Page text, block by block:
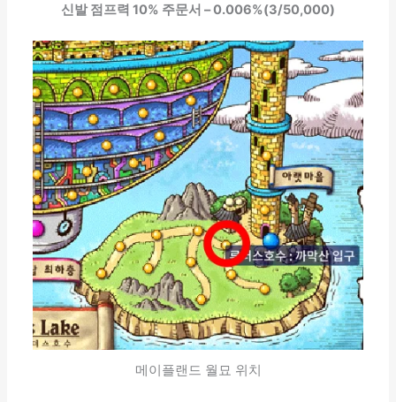
신발 점프력 10% 주문서 – 0.006%(3/50,000)
메이플랜드 월묘 위치